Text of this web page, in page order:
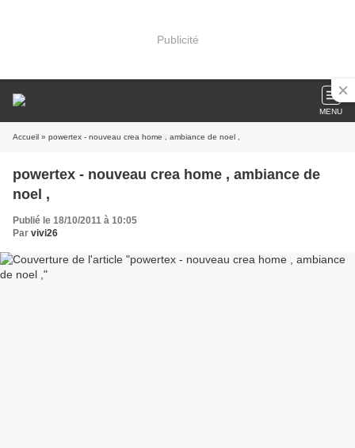
Publicité
MENU
Accueil » powertex - nouveau crea home , ambiance de noel ,
powertex - nouveau crea home , ambiance de
noel ,
Publié le 18/10/2011 à 10:05
Par vivi26